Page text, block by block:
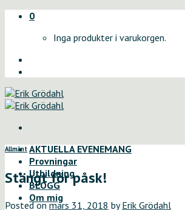
Skip
0
Inga produkter i varukorgen.
AKTUELLA EVENEMANG
Provningar
Utbildning
BLOGG
Om mig
Allmänt
Stängt för påsk!
Posted onmars 31, 2018 byErik Grödahl